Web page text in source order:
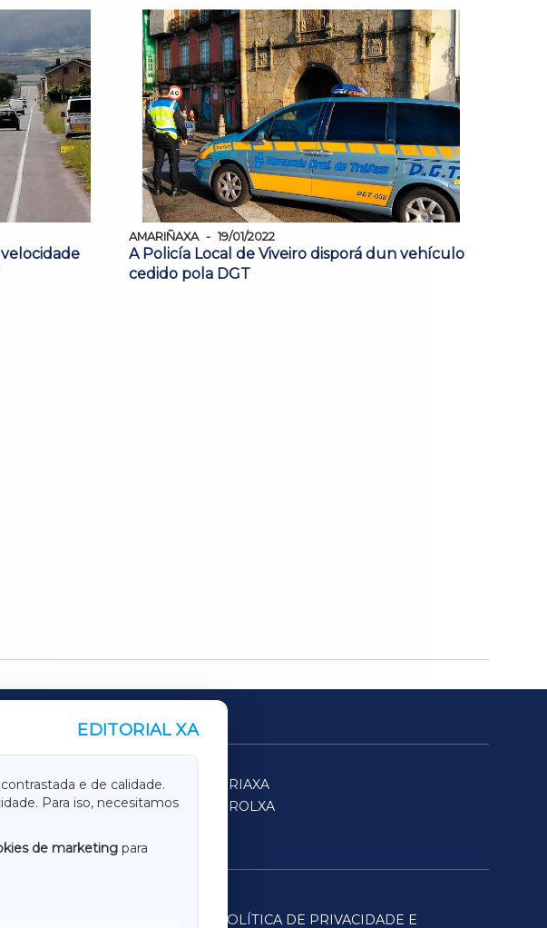
AMARIÑAXA 19/01/2022
A Policía Local de Viveiro disporá dun vehículo
cedido pola DGT
EDITORIAL XA
e de calidade.
Para iso, necesitamos
de marketing para
SARRIAXA
FERROLXA
POLÍTICA DE PRIVACIDADE E